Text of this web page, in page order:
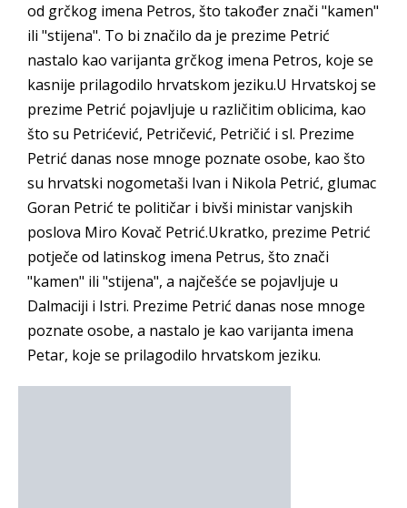
od grčkog imena Petros, što također znači "kamen"
ili "stijena". To bi značilo da je prezime Petrić
nastalo kao varijanta grčkog imena Petros, koje se
kasnije prilagodilo hrvatskom jeziku.U Hrvatskoj se
prezime Petrić pojavljuje u različitim oblicima, kao
što su Petrićević, Petričević, Petričić i sl. Prezime
Petrić danas nose mnoge poznate osobe, kao što
su hrvatski nogometaši Ivan i Nikola Petrić, glumac
Goran Petrić te političar i bivši ministar vanjskih
poslova Miro Kovač Petrić.Ukratko, prezime Petrić
potječe od latinskog imena Petrus, što znači
"kamen" ili "stijena", a najčešće se pojavljuje u
Dalmaciji i Istri. Prezime Petrić danas nose mnoge
poznate osobe, a nastalo je kao varijanta imena
Petar, koje se prilagodilo hrvatskom jeziku.